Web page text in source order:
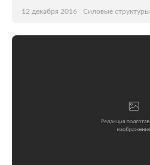
12 декабря 2016 Силовые структуры